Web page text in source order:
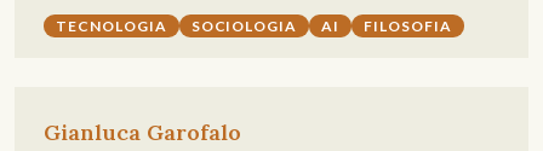
TECNOLOGIA SOCIOLOGIA AI FILOSOFIA
Gianluca Garofalo